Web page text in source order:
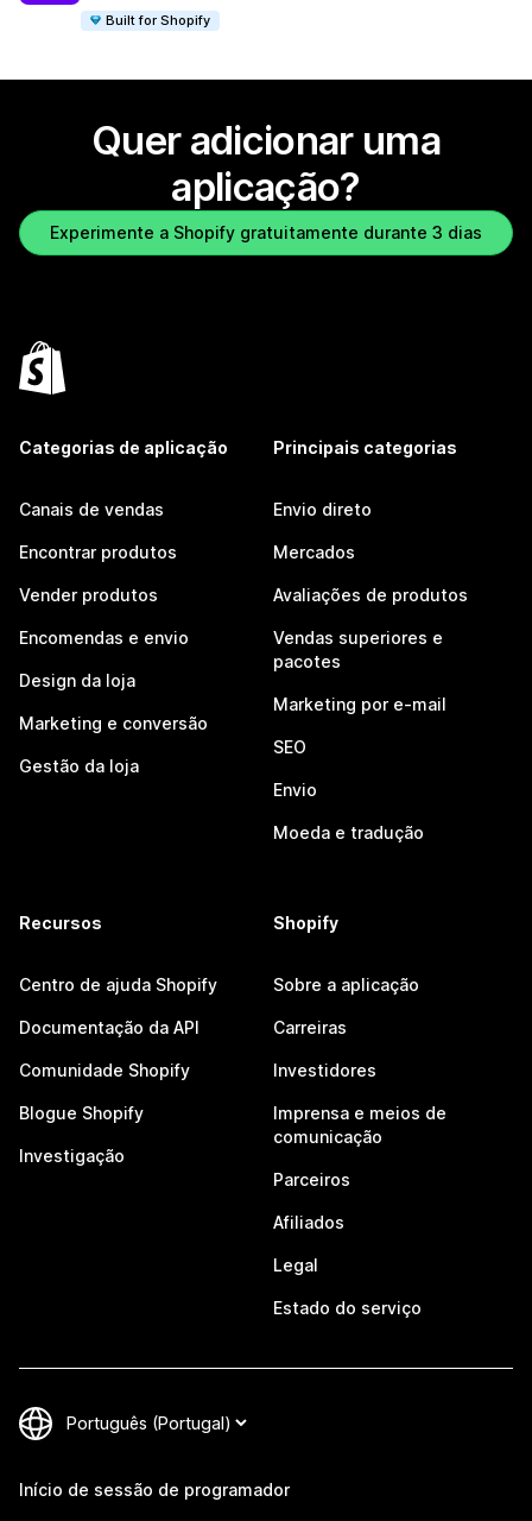
Built for Shopify
Quer adicionar uma
aplicação?
Experimente a Shopify gratuitamente durante 3 dias
Categorias de aplicação
Canais de vendas
Encontrar produtos
Vender produtos
Encomendas e envio
Design da loja
Marketing e conversão
Gestão da loja
Principais categorias
Envio direto
Mercados
Avaliações de produtos
Vendas superiores e
pacotes
Marketing por e-mail
SEO
Envio
Moeda e tradução
Recursos
Centro de ajuda Shopify
Documentação da API
Comunidade Shopify
Blogue Shopify
Investigação
Shopify
Sobre a aplicação
Carreiras
Investidores
Imprensa e meios de
comunicação
Parceiros
Afiliados
Legal
Estado do serviço
Início de sessão de programador